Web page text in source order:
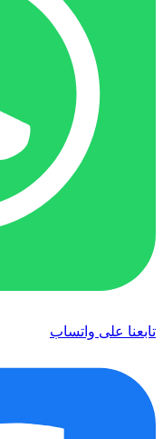
تابعنا على واتساب